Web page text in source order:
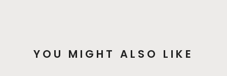
YOU MIGHT ALSO LIKE